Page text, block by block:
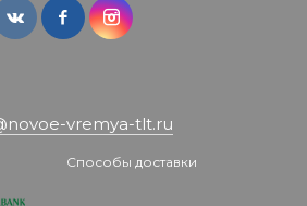
vremya-tlt.ru
Способы доставки